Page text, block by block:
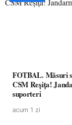
FOTBAL. Măsuri
CSM Reșița!
suporteri
acum 1 zi